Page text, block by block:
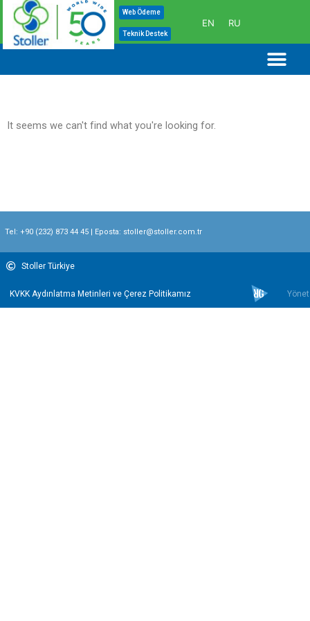
İçeriğe
Web Ödeme
Teknik Destek
EN RU
It seems we can't find what you're looking for.
Tel: +90 (232) 873 44 45 | Eposta: stoller@stoller.com.tr
Stoller Türkiye
KVKK Aydınlatma Metinleri ve Çerez Politikamız Yönet